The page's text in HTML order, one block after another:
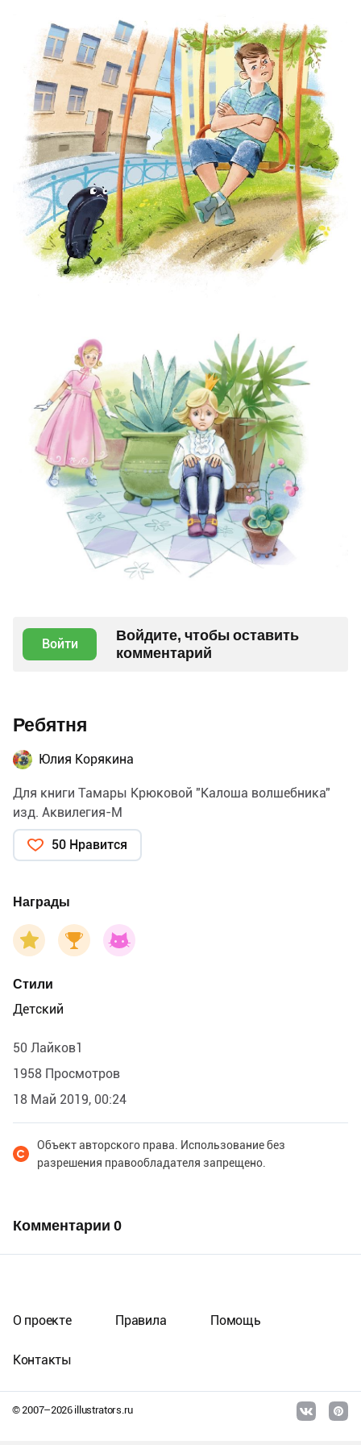
Войти
Войдите, чтобы оставить
комментарий
Ребятня
Юлия Корякина
Для книги Тамары Крюковой "Калоша волшебника"
изд. Аквилегия-М
50 Нравится
Награды
Стили
Детский
50 Лайков1
1958 Просмотров
18 Май 2019, 00:24
Объект авторского права. Использование без
разрешения правообладателя запрещено.
Комментарии 0
© 2007–2026illustrators.ru
О проекте Правила Помощь
Контакты